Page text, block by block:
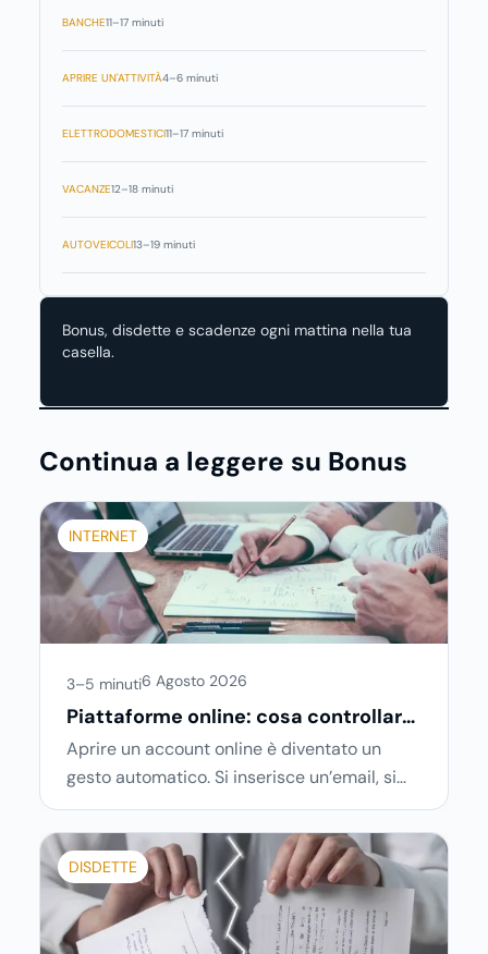
BANCHE11–17 minuti
APRIRE UN'ATTIVITÀ4–6 minuti
ELETTRODOMESTICI11–17 minuti
VACANZE12–18 minuti
AUTOVEICOLI13–19 minuti
Bonus, disdette e scadenze ogni mattina nella tua
casella.
Continua a leggere su Bonus
INTERNET
3–5 minuti6 Agosto 2026
Piattaforme online: cosa controllare
prima di iscriversi e usare servizi in
tempo reale
Aprire un account online è diventato un
gesto automatico. Si inserisce un’email, si
sceglie una password, si accetta una serie
di condizioni senza leggerle davvero. Tutto
avviene in pochi minuti, spesso senza che ci
si fermi a capire dove si sta entrando.
DISDETTE